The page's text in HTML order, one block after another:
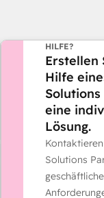
HILFE?
Erstellen
Hilfe
eine
Lösung.
Solutions